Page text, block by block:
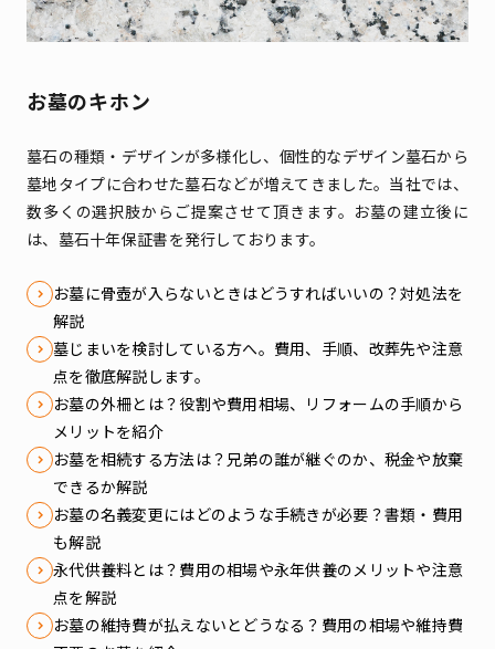
お墓のキホン
墓石の種類・デザインが多様化し、個性的なデザイン墓石から
墓地タイプに合わせた墓石などが増えてきました。 当社では、
数多くの選択肢からご提案させて頂きます。お墓の建立後に
は、墓石十年保証書を発行しております。
お墓に骨壺が入らないときはどうすればいいの？対処法を
解説
墓じまいを検討している方へ。費用、手順、改葬先や注意
点を徹底解説します。
お墓の外柵とは？役割や費用相場、リフォームの手順から
メリットを紹介
お墓を相続する方法は？兄弟の誰が継ぐのか、税金や放棄
できるか解説
お墓の名義変更にはどのような手続きが必要？書類・費用
も解説
永代供養料とは？費用の相場や永年供養のメリットや注意
点を解説
お墓の維持費が払えないとどうなる？費用の相場や維持費